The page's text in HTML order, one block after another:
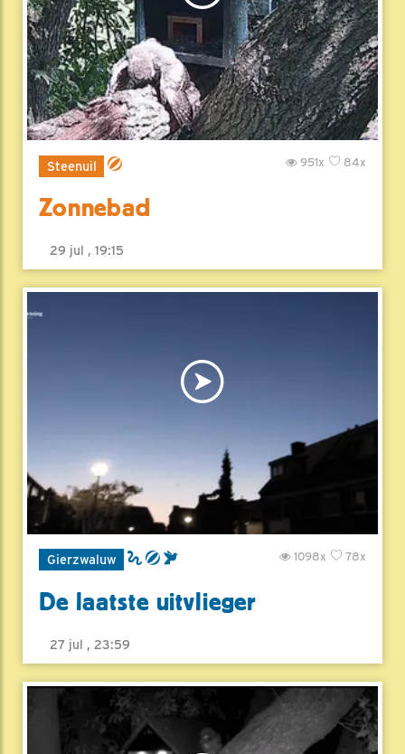
Steenuil 84x
951x
Zonnebad
29 jul , 19:15
Gierzwaluw 78x
1098x
De laatste uitvlieger
27 jul , 23:59